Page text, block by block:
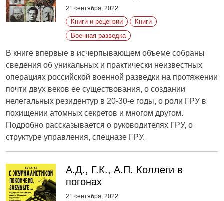
21 сентября, 2022
Книги и рецензии
Книги
Военная разведка
В книге впервые в исчерпывающем объеме собраны
сведения об уникальных и практически неизвестных
операциях российской военной разведки на протяжении
почти двух веков ее существования, о создании
нелегальных резидентур в 20-30-е годы, о роли ГРУ в
похищении атомных секретов и многом другом.
Подробно рассказывается о руководителях ГРУ, о
структуре управления, спецназе ГРУ.
А.Д., Г.К., А.П. Коллеги в
погонах
21 сентября, 2022